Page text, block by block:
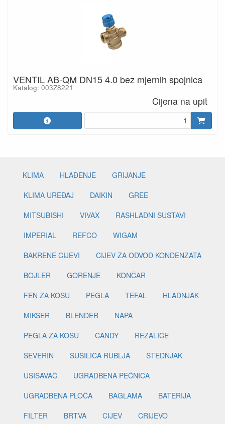
VENTIL AB-QM DN15 4.0 bez mjernih spojnica
Katalog: 003Z8221
Cijena na upit
KLIMA HLAĐENJE
GRIJANJE
KLIMA UREĐAJ
DAIKIN
GREE
MITSUBISHI
VIVAX
RASHLADNI SUSTAVI
IMPERIAL
REFCO
WIGAM
BAKRENE CIJEVI
CIJEV ZA ODVOD KONDENZATA
BOJLER
GORENJE
KONČAR
FEN ZA KOSU
PEGLA TEFAL
HLADNJAK
MIKSER
BLENDER
NAPA
PEGLA ZA KOSU
CANDY
REZALICE
SEVERIN
SUŠILICA RUBLJA
ŠTEDNJAK
USISAVAČ
UGRADBENA PEĆNICA
UGRADBENA PLOČA
BAGLAMA
BATERIJA
FILTER
BRTVA CIJEV CRIJEVO